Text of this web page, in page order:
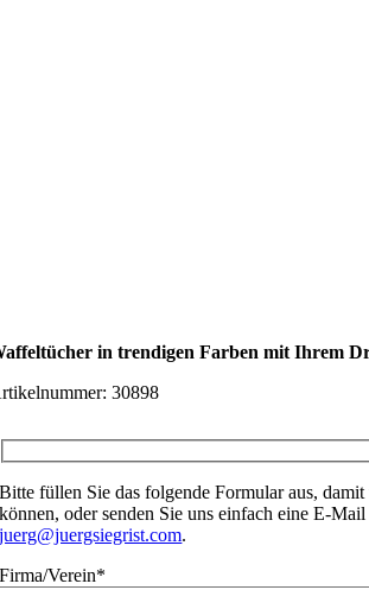
in trendigen Farben mit Ihrem
30898
Bitte füllen Sie das folgende Formular aus,
können, oder senden Sie uns einfach eine E-Mail
juerg@juergsiegrist.com.
Firma/Verein*